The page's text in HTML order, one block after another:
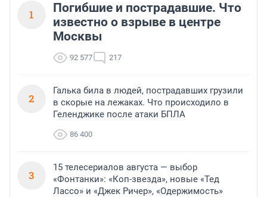
1
Погибшие и пострадавшие. Что
известно о взрыве в центре
Москвы
92 577 217
2
Галька била в людей, пострадавших грузили
в скорые на лежаках. Что происходило в
Геленджике после атаки БПЛА
86 400
3
15 телесериалов августа — выбор
«Фонтанки»: «Коп-звезда», новые «Тед
Лассо» и «Джек Ричер», «Одержимость»